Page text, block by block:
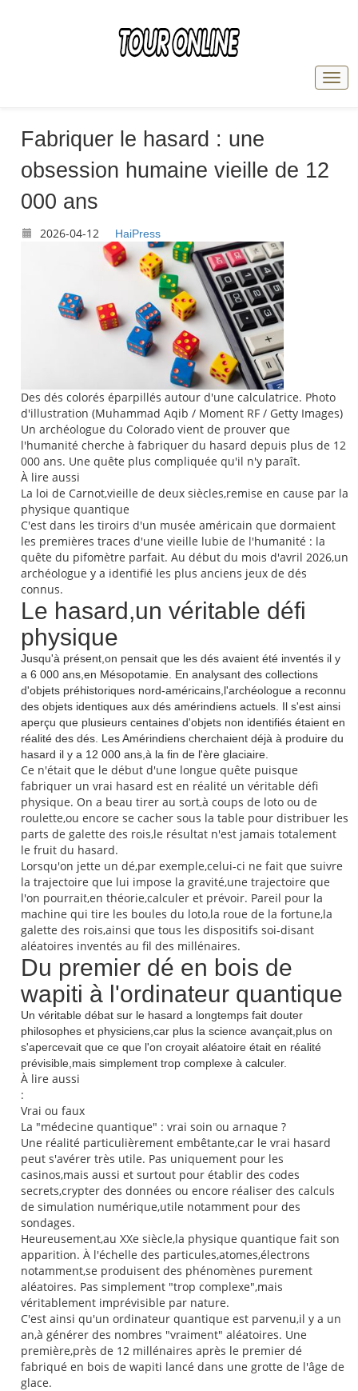
Fabriquer le hasard : une
obsession humaine vieille de 12
000 ans
2026-04-12 HaiPress
Des dés colorés éparpillés autour d'une calculatrice. Photo
d'illustration (Muhammad Aqib / Moment RF / Getty Images)
Un archéologue du Colorado vient de prouver que
l'humanité cherche à fabriquer du hasard depuis plus de 12
000 ans. Une quête plus compliquée qu'il n'y paraît.
À lire aussi
La loi de Carnot,vieille de deux siècles,remise en cause par la
physique quantique
C'est dans les tiroirs d'un musée américain que dormaient
les premières traces d'une vieille lubie de l'humanité : la
quête du pifomètre parfait. Au début du mois d'avril 2026,un
archéologue y a identifié les plus anciens jeux de dés
connus.
Le hasard,un véritable défi
physique
Jusqu'à présent,on pensait que les dés avaient été inventés il y
a 6 000 ans,en Mésopotamie. En analysant des collections
d'objets préhistoriques nord-américains,l'archéologue a reconnu
des objets identiques aux dés amérindiens actuels. Il s'est ainsi
aperçu que plusieurs centaines d'objets non identifiés étaient en
réalité des dés. Les Amérindiens cherchaient déjà à produire du
hasard il y a 12 000 ans,à la fin de l'ère glaciaire.
Ce n'était que le début d'une longue quête puisque
fabriquer un vrai hasard est en réalité un véritable défi
physique. On a beau tirer au sort,à coups de loto ou de
roulette,ou encore se cacher sous la table pour distribuer les
parts de galette des rois,le résultat n'est jamais totalement
le fruit du hasard.
Lorsqu'on jette un dé,par exemple,celui-ci ne fait que suivre
la trajectoire que lui impose la gravité,une trajectoire que
l'on pourrait,en théorie,calculer et prévoir. Pareil pour la
machine qui tire les boules du loto,la roue de la fortune,la
galette des rois,ainsi que tous les dispositifs soi-disant
aléatoires inventés au fil des millénaires.
Du premier dé en bois de
wapiti à l'ordinateur quantique
Un véritable débat sur le hasard a longtemps fait douter
philosophes et physiciens,car plus la science avançait,plus on
s'apercevait que ce que l'on croyait aléatoire était en réalité
prévisible,mais simplement trop complexe à calculer.
À lire aussi
:
Vrai ou faux
La "médecine quantique" : vrai soin ou arnaque ?
Une réalité particulièrement embêtante,car le vrai hasard
peut s'avérer très utile. Pas uniquement pour les
casinos,mais aussi et surtout pour établir des codes
secrets,crypter des données ou encore réaliser des calculs
de simulation numérique,utile notamment pour des
sondages.
Heureusement,au XXe siècle,la physique quantique fait son
apparition. À l'échelle des particules,atomes,électrons
notamment,se produisent des phénomènes purement
aléatoires. Pas simplement "trop complexe",mais
véritablement imprévisible par nature.
C'est ainsi qu'un ordinateur quantique est parvenu,il y a un
an,à générer des nombres "vraiment" aléatoires. Une
première,près de 12 millénaires après le premier dé
fabriqué en bois de wapiti lancé dans une grotte de l'âge de
glace.